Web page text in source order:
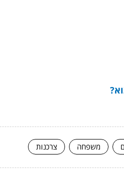
משפחה צרכנות